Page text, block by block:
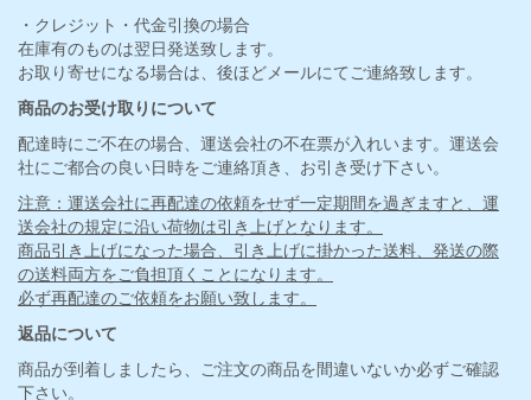
・クレジット・代金引換の場合
在庫有のものは翌日発送致します。
お取り寄せになる場合は、後ほどメールにてご連絡致します。
商品のお受け取りについて
配達時にご不在の場合、運送会社の不在票が入れいます。運送会
社にご都合の良い日時をご連絡頂き、お引き受け下さい。
注意：運送会社に再配達の依頼をせず一定期間を過ぎますと、運
送会社の規定に沿い荷物は引き上げとなります。
商品引き上げになった場合、引き上げに掛かった送料、発送の際
の送料両方をご負担頂くことになります。
必ず再配達のご依頼をお願い致します。
返品について
商品が到着しましたら、ご注文の商品を間違いないか必ずご確認
下さい。